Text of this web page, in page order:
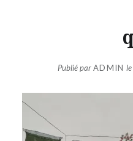
Publié parADMIN le